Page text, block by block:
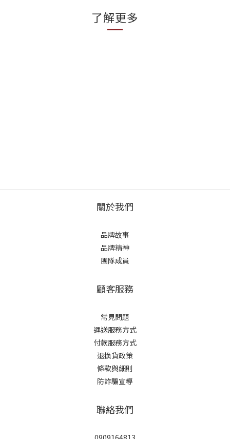
了解更多
關於我們
品牌故事
品牌精神
團隊成員
顧客服務
常見問題
運送服務方式
付款服務方式
退換貨政策
條款與細則
防詐騙宣導
聯絡我們